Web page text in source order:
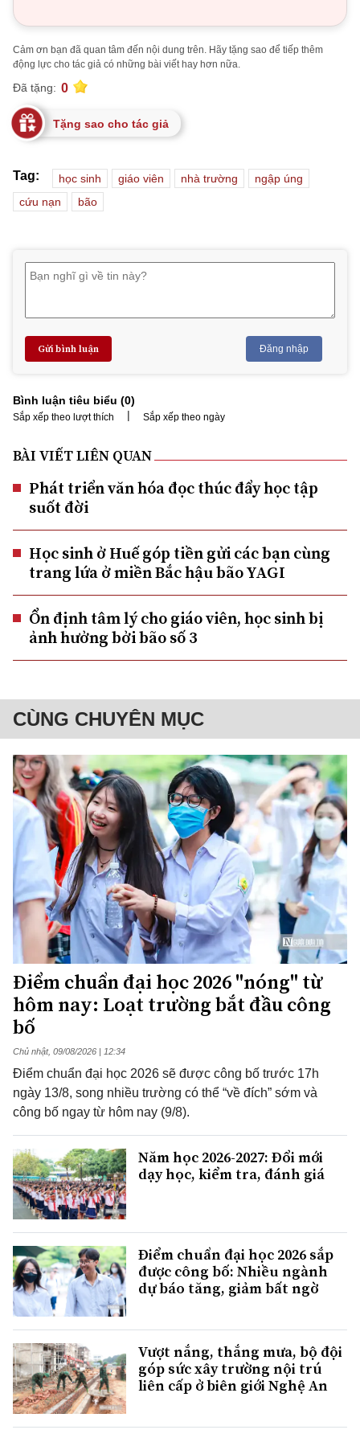
Cảm ơn bạn đã quan tâm đến nội dung trên. Hãy tặng sao để tiếp thêm
động lực cho tác giả có những bài viết hay hơn nữa.
Đã tặng: 0
Tặng sao cho tác giả
Tag: học sinh giáo viên nhà trường
ngập úng
cứu nạn
bão
Gửi bình luận Đăng nhập
Bình luận tiêu biểu (0)
Sắp xếp theo lượt thích | Sắp xếp theo ngày
BÀI VIẾT LIÊN QUAN
Phát triển văn hóa đọc thúc đẩy học tập
suốt đời
Học sinh ở Huế góp tiền gửi các bạn cùng
trang lứa ở miền Bắc hậu bão YAGI
Ổn định tâm lý cho giáo viên, học sinh bị
ảnh hưởng bởi bão số 3
CÙNG CHUYÊN MỤC
Điểm chuẩn đại học 2026 "nóng" từ
hôm nay: Loạt trường bắt đầu công
bố
Chủ nhật, 09/08/2026 | 12:34
Điểm chuẩn đại học 2026 sẽ được công bố trước 17h
ngày 13/8, song nhiều trường có thể “về đích” sớm và
công bố ngay từ hôm nay (9/8).
Năm học 2026-2027: Đổi mới
dạy học, kiểm tra, đánh giá
Điểm chuẩn đại học 2026 sắp
được công bố: Nhiều ngành
dự báo tăng, giảm bất ngờ
Vượt nắng, thắng mưa, bộ đội
góp sức xây trường nội trú
liên cấp ở biên giới Nghệ An